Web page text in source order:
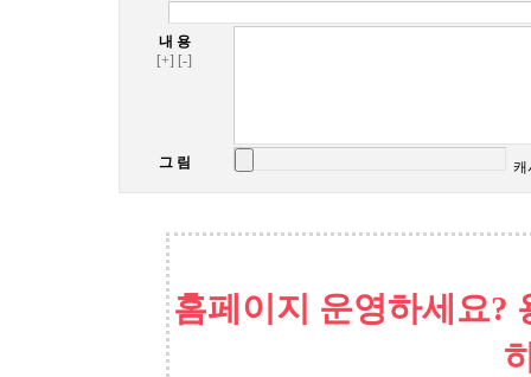
내 용
[+] [-]
그 림 캐
홈페이지 운영하세요?